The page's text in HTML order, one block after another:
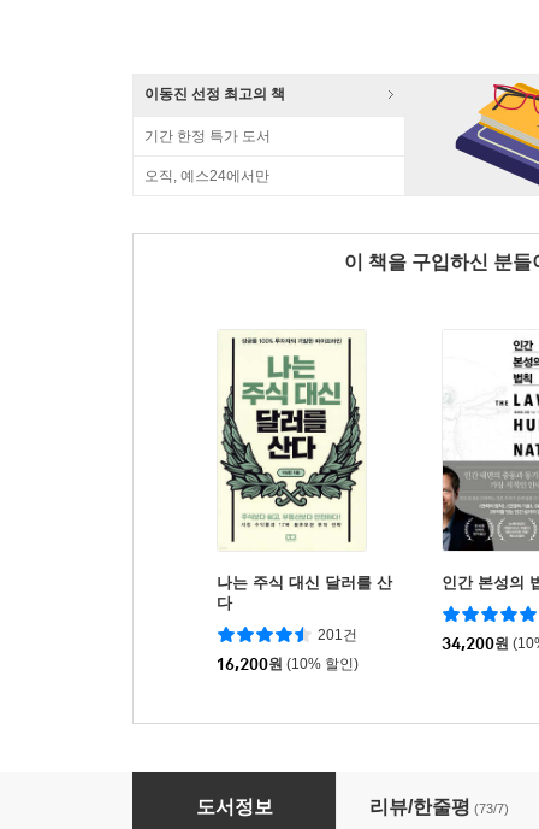
이동진 선정 최고의 책
기간 한정 특가 도서
오직, 예스24에서만
이 책을 구입하신 분
나는 주식 대신 달러를 산
다
201건
16,200원 (10% 할인)
인간 본성의
34,200원
1일 1페이지 인문학 여행 한국편
도서정보 리뷰/한줄평 (73/7)